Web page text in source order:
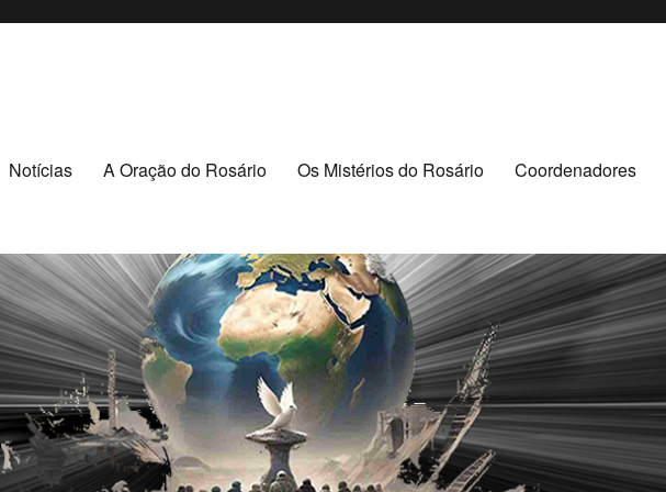
Notícias A Oração do Rosário Os Mistérios do Rosário Coordenadores